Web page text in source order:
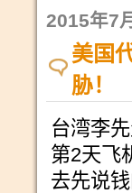
2015年7
美国
胁！
台湾李
第2天飞
去先说